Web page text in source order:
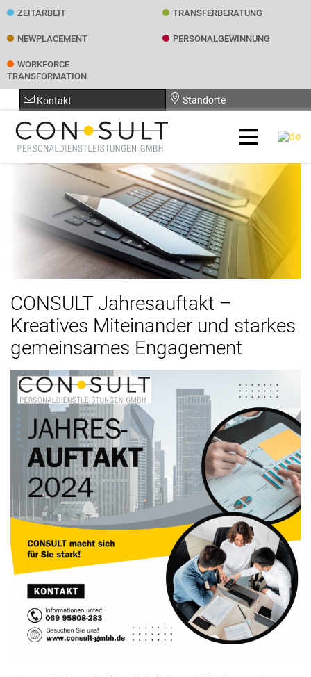
ZEITARBEIT TRANSFER­BERATUNG
NEWPLACEMENT PERSONAL­GEWINNUNG
WORKFORCE
TRANSFORMATION
Kontakt Standorte
CONSULT Jahresauftakt –
Kreatives Miteinander und starkes
gemeinsames Engagement